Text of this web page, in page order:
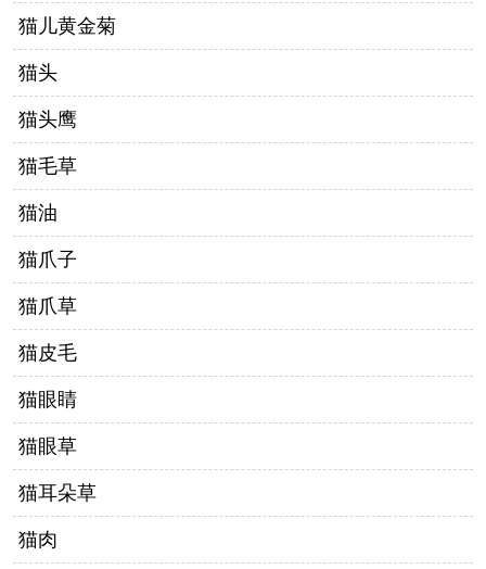
猫儿黄金菊
猫头
猫头鹰
猫毛草
猫油
猫爪子
猫爪草
猫皮毛
猫眼睛
猫眼草
猫耳朵草
猫肉